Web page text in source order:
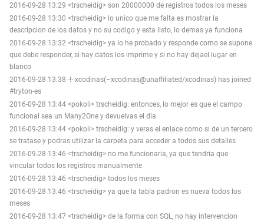
2016-09-28 13:29 <trscheidig> son 20000000 de registros todos los meses
2016-09-28 13:30 <trscheidig> lo unico que me falta es mostrar la
descripcion de los datos y no su codigo y esta listo, lo demas ya funciona
2016-09-28 13:32 <trscheidig> ya lo he probado y responde como se supone
que debe responder, si hay datos los imprime y si no hay dejael lugar en
blanco
2016-09-28 13:38 -!- xcodinas(~xcodinas@unaffiliated/xcodinas) has joined
#tryton-es
2016-09-28 13:44 <pokoli> trscheidig: entonces, lo mejor es que el campo
funcional sea un Many2One y devuelvas el dia
2016-09-28 13:44 <pokoli> trscheidig: y veras el enlace como si de un tercero
se tratase y podras utilizar la carpeta para acceder a todos sus detalles
2016-09-28 13:46 <trscheidig> no me funcionaria, ya que tendria que
vincular todos los registros manualmente
2016-09-28 13:46 <trscheidig> todos los meses
2016-09-28 13:46 <trscheidig> ya que la tabla padron es nueva todos los
meses
2016-09-28 13:47 <trscheidig> de la forma con SQL, no hay intervencion